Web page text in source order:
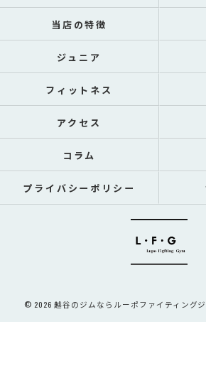
当店の特徴
ジュニア
フィットネス
アクセス
コラム
プライバシーポリシー
© 2026 越谷のジムならルーポファイティングジム